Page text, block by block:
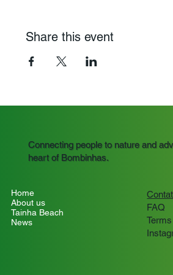
Share this event
Connecting people to nature and
heart of Bombinhas.
Home
About us
Tainha Beach
News
FAQ